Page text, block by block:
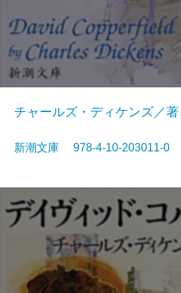
チャールズ・ディケンズ／
新潮文庫 978-4-10-203011-